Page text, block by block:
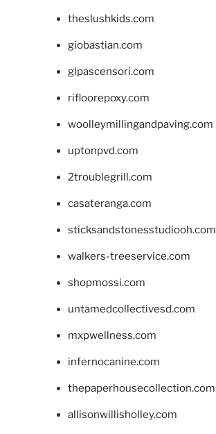
theslushkids.com
giobastian.com
glpascensori.com
rifloorepoxy.com
woolleymillingandpaving.com
uptonpvd.com
2troublegrill.com
casateranga.com
sticksandstonesstudiooh.com
walkers-treeservice.com
shopmossi.com
untamedcollectivesd.com
mxpwellness.com
infernocanine.com
thepaperhousecollection.com
allisonwillisholley.com